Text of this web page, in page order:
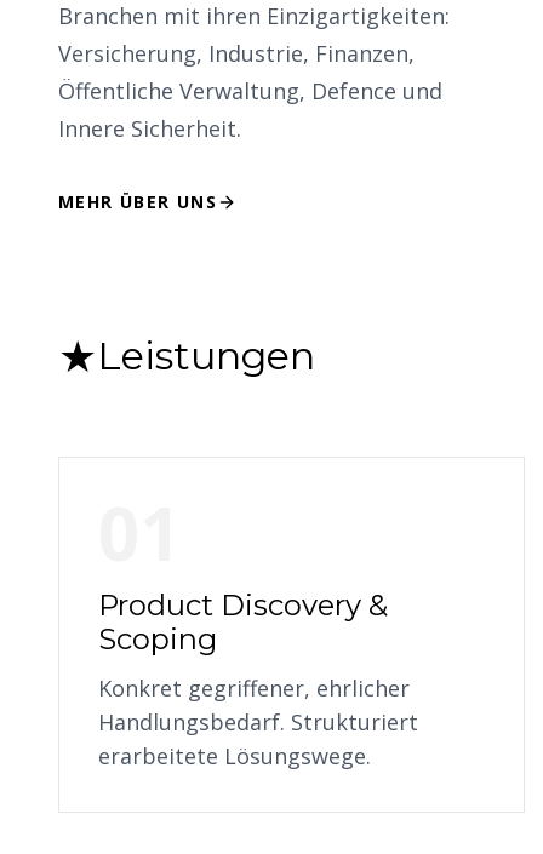
Branchen mit ihren Einzigartigkeiten:
Versicherung, Industrie, Finanzen,
Öffentliche Verwaltung, Defence und
Innere Sicherheit.
MEHR ÜBER UNS
★Leistungen
Product Discovery &
Scoping
Konkret gegriffener, ehrlicher
Handlungsbedarf. Strukturiert
erarbeitete Lösungswege.